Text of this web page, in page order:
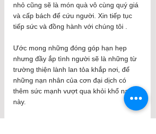
nhỏ cũng sẽ là món quà vô cùng quý giá
và cấp bách để cứu người. Xin tiếp tục
tiếp sức và đồng hành với chúng tôi .
Ước mong những đóng góp hạn hẹp
nhưng đầy ắp tình người sẽ là những từ
trường thiện lành lan tỏa khắp nơi, để
những nạn nhân của cơn đại dịch có
thêm sức mạnh vượt qua khỏi khổ nạn
này.